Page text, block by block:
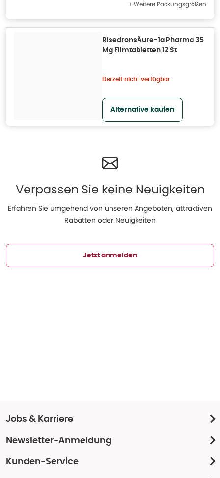
+ Weitere Packungsgrößen
RisedronsÄure-1a Pharma 35
Mg Filmtabletten 12 St
Derzeit nicht verfügbar
Alternative kaufen
Verpassen Sie keine Neuigkeiten
Erfahren Sie umgehend von unseren Angeboten, attraktiven
Rabatten oder Neuigkeiten
Jetzt anmelden
Jobs & Karriere
Newsletter-Anmeldung
Kunden-Service